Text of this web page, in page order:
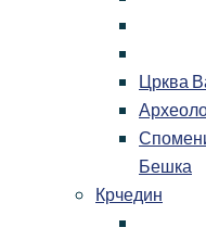
Црква
Бешка
Крчедин